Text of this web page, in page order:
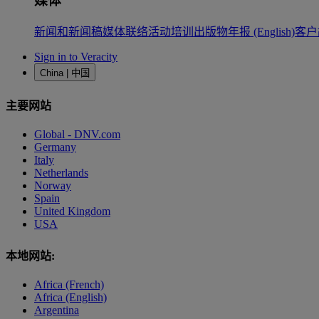
新闻和新闻稿媒体联络活动培训 出版物年报 (English)客
Sign in to Veracity
China | 中国
主要网站
Global - DNV.com
Germany
Italy
Netherlands
Norway
Spain
United Kingdom
USA
本地网站:
Africa (French)
Africa (English)
Argentina